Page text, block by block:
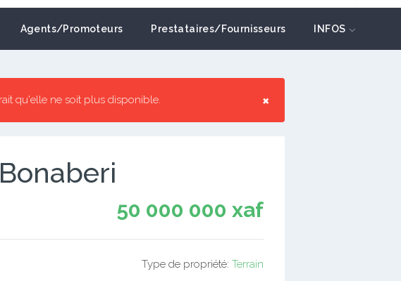
Agents/Promoteurs Prestataires/Fournisseurs INFOS
×
qu'elle ne soit plus disponible.
50 000 000 xaf
Type de propriété: Terrain